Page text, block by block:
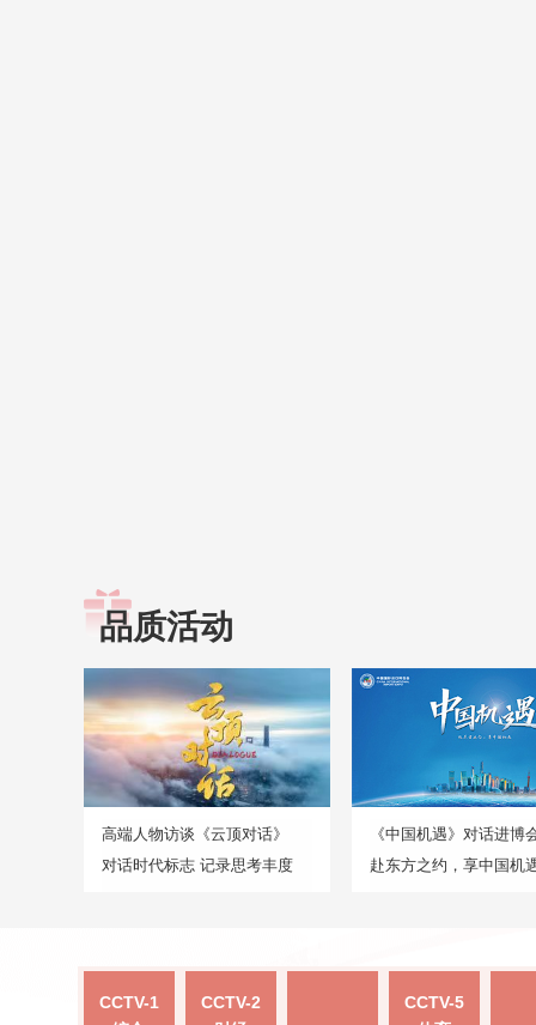
品质活动
高端人物访谈《云顶对话》
对话时代标志 记录思考丰度
《中国机遇》对话进博
赴东方之约，享中国机
CCTV-1
CCTV-2
CCTV-5